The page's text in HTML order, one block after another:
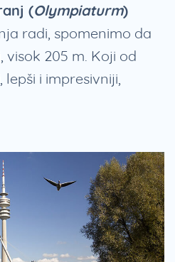
(Olympiaturm)
radi, spomenimo da
visok 205 m. Koji od
i impresivniji,